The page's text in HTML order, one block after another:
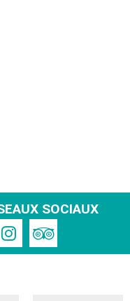
SOCIAUX